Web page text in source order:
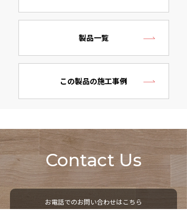
製品一覧
この製品の施工事例
Contact Us
お電話でのお問い合わせはこちら